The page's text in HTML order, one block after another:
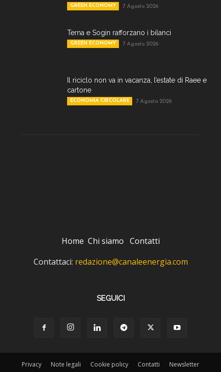
GREEN ECONOMY 7 Agosto 2026
Terna e Sogin rafforzano i bilanci
GREEN ECONOMY 7 Agosto 2026
Il riciclo non va in vacanza, l’estate di Raee e
cartone
ECONOMIA CIRCOLARE 7 Agosto 2026
Home Chi siamo Contatti
Contattaci: redazione@canaleenergia.com
SEGUICI
Privacy Note legali Cookie policy Contatti Newsletter